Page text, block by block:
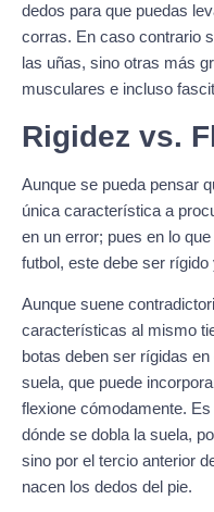
dedos para que puedas
corras. En caso contrario
las uñas, sino otras más
musculares e incluso
Rigidez vs.
Aunque se pueda pensar
única característica a
en un error; pues en lo
futbol, este debe ser
Aunque suene
características al mismo
botas deben ser rígidas
suela, que puede
flexione cómodamente.
dónde se dobla la suela,
sino por el tercio anterior
nacen los dedos del pie.